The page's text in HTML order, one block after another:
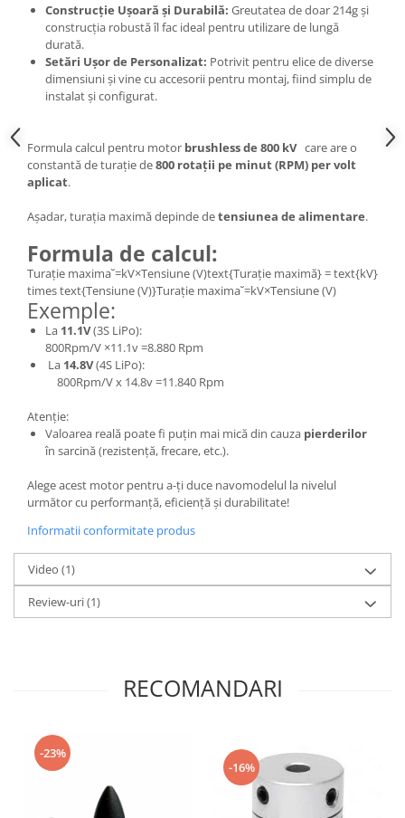
Construcție Ușoară și Durabilă: Greutatea de doar 214g și
construcția robustă îl fac ideal pentru utilizare de lungă
durată.
Setări Ușor de Personalizat: Potrivit pentru elice de diverse
dimensiuni și vine cu accesorii pentru montaj, fiind simplu de
instalat și configurat.
Formula calcul pentru motor brushless de 800 kV care are o
constantă de turație de800 rotații pe minut (RPM) per volt
aplicat.
Așadar, turația maximă depinde detensiunea de alimentare.
Formula de calcul:
Turație maxima˘=kV×Tensiune (V)text{Turație maximă} = text{kV}
times text{Tensiune (V)}Turație maxima˘=kV×Tensiune (V)
Exemple:
La 11.1V(3S LiPo):
800Rpm/V ×11.1v =8.880 Rpm
La 14.8V(4S LiPo):
800Rpm/V x 14.8v =11.840 Rpm
Atenție:
Valoarea reală poate fi puțin mai mică din cauza pierderilor
în sarcină (rezistență, frecare, etc.).
Alege acest motor pentru a-ți duce navomodelul la nivelul
următor cu performanță, eficiență și durabilitate!
Informatii conformitate produs
Video (1)
Review-uri(1)
RECOMANDARI
-23%
-16%